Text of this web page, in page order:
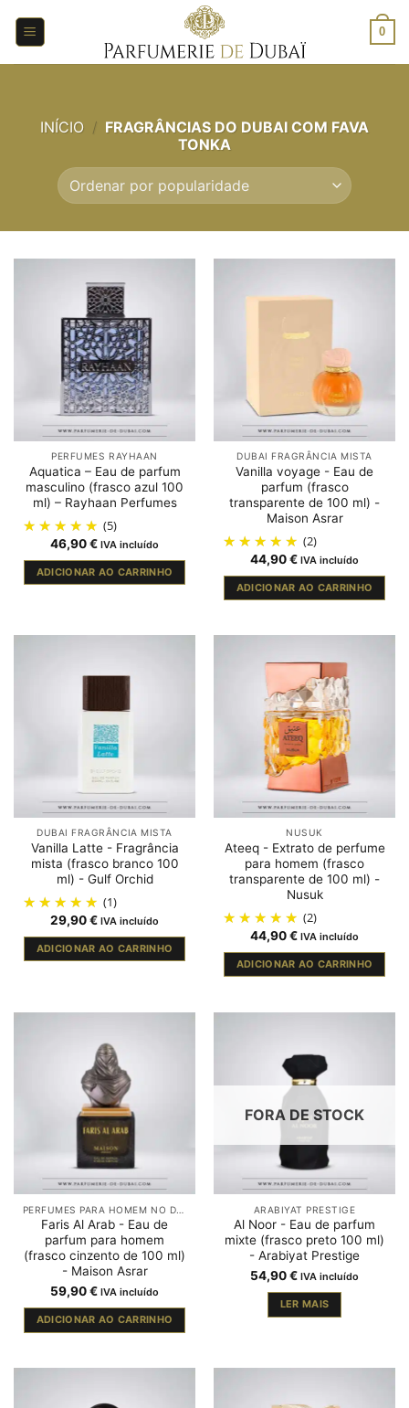
para
0
INÍCIO / FRAGRÂNCIAS DO DUBAI COM FAVA
TONKA
PERFUMES RAYHAAN
Aquatica – Eau de parfum
masculino (frasco azul 100
ml) – Rayhaan Perfumes
(5)
46,90€ IVA incluído
ADICIONAR AO CARRINHO
DUBAI FRAGRÂNCIA MISTA
Vanilla voyage - Eau de
parfum (frasco
transparente de 100 ml) -
Maison Asrar
(2)
44,90€ IVA incluído
ADICIONAR AO CARRINHO
DUBAI FRAGRÂNCIA MISTA
Vanilla Latte - Fragrância
mista (frasco branco 100
ml) - Gulf Orchid
(1)
29,90€ IVA incluído
ADICIONAR AO CARRINHO
NUSUK
Ateeq - Extrato de perfume
para homem (frasco
transparente de 100 ml) -
Nusuk
(2)
44,90€ IVA incluído
ADICIONAR AO CARRINHO
Faris Al Arab - Eau de
parfum para homem
(frasco cinzento de 100 ml)
- Maison Asrar
59,90€ IVA incluído
ADICIONAR AO CARRINHO
FORA DE STOCK
ARABIYAT PRESTIGE
Al Noor - Eau de parfum
mixte (frasco preto 100 ml)
- Arabiyat Prestige
54,90€ IVA incluído
LER MAIS